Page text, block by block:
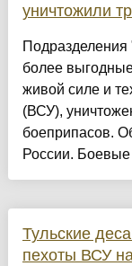
уничтожили
более
живой силе и
(ВСУ),
боеприпасов.
России. Боевые
Тульские
пехоты ВСУ